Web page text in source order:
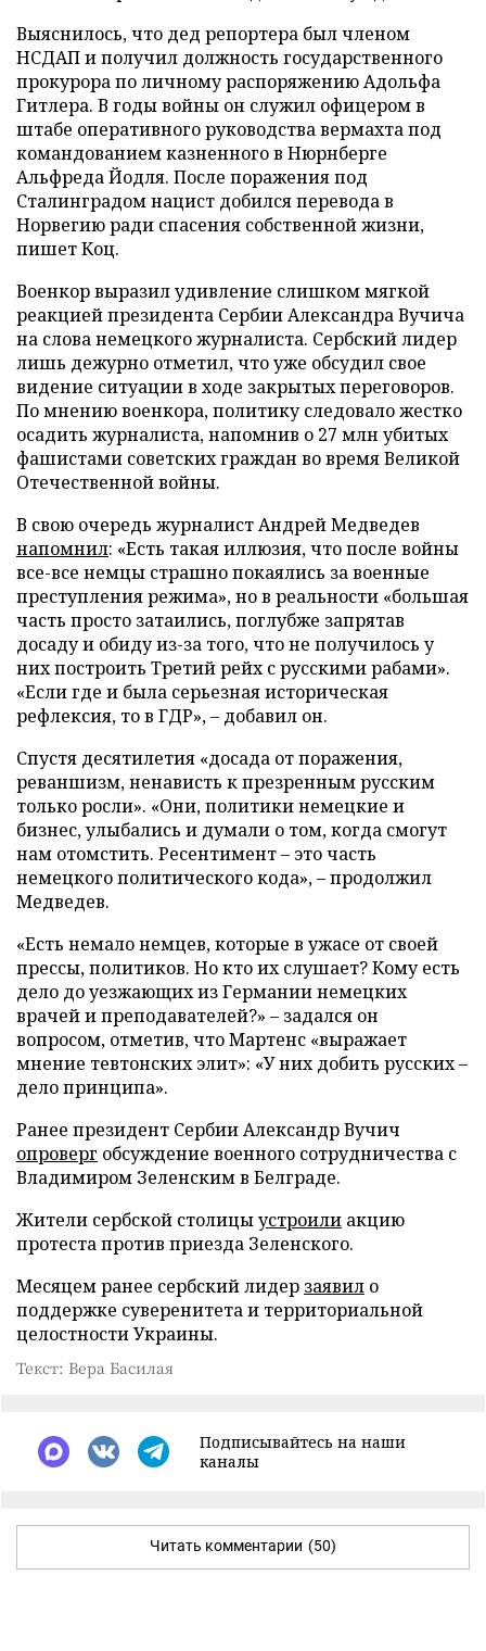
Выяснилось, что дед репортера был членом
НСДАП и получил должность государственного
прокурора по личному распоряжению Адольфа
Гитлера. В годы войны он служил офицером в
штабе оперативного руководства вермахта под
командованием казненного в Нюрнберге
Альфреда Йодля. После поражения под
Сталинградом нацист добился перевода в
Норвегию ради спасения собственной жизни,
пишет Коц.
Военкор выразил удивление слишком мягкой
реакцией президента Сербии Александра Вучича
на слова немецкого журналиста. Сербский лидер
лишь дежурно отметил, что уже обсудил свое
видение ситуации в ходе закрытых переговоров.
По мнению военкора, политику следовало жестко
осадить журналиста, напомнив о 27 млн убитых
фашистами советских граждан во время Великой
Отечественной войны.
В свою очередь журналист Андрей Медведев
напомнил: «Есть такая иллюзия, что после войны
все-все немцы страшно покаялись за военные
преступления режима», но в реальности «большая
часть просто затаились, поглубже запрятав
досаду и обиду из-за того, что не получилось у
них построить Третий рейх с русскими рабами».
«Если где и была серьезная историческая
рефлексия, то в ГДР», – добавил он.
Спустя десятилетия «досада от поражения,
реваншизм, ненависть к презренным русским
только росли». «Они, политики немецкие и
бизнес, улыбались и думали о том, когда смогут
нам отомстить. Ресентимент – это часть
немецкого политического кода», – продолжил
Медведев.
«Есть немало немцев, которые в ужасе от своей
прессы, политиков. Но кто их слушает? Кому есть
дело до уезжающих из Германии немецких
врачей и преподавателей?» – задался он
вопросом, отметив, что Мартенс «выражает
мнение тевтонских элит»: «У них добить русских –
дело принципа».
Ранее президент Сербии Александр Вучич
опроверг обсуждение военного сотрудничества с
Владимиром Зеленским в Белграде.
Жители сербской столицыустроили акцию
протеста против приезда Зеленского.
Месяцем ранее сербский лидер заявил о
поддержке суверенитета и территориальной
целостности Украины.
Текст: Вера Басилая
Подписывайтесь на наши
каналы
Читать комментарии (50)